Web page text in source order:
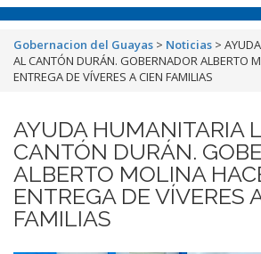
Gobernacion del Guayas > Noticias >
AL CANTÓN DURÁN. GOBERNADOR ALBERTO
ENTREGA DE VÍVERES A CIEN FAMILIAS
AYUDA HUMANITARIA
CANTÓN DURÁN.
ALBERTO MOLINA
ENTREGA DE VÍVERES
FAMILIAS